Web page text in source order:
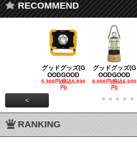
RECOMMEND
グッドグッズ(G
OODGOOD
5,300円(税込5,830
円)
グッドグッズ(G
OODGOOD
6,000円(税込6,600
円)
<
RANKING